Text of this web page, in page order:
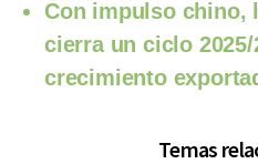
Con impulso chino,
cierra un ciclo
crecimiento
Temas